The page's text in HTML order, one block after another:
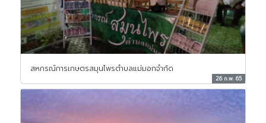
สหกรณ์การเกษตรสมุนไพรตำบลแม่มอกจำกัด
26 ก.พ. 65